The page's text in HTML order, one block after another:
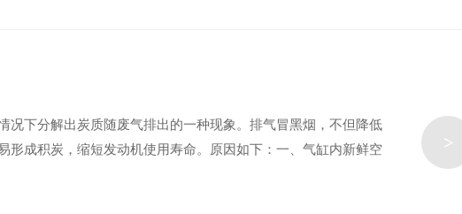
况下分解出炭质随废气排出的一种现象。排气冒黑烟，不但降低
形成积炭，缩短发动机使用寿命。原因如下：一、气缸内新鲜空
>